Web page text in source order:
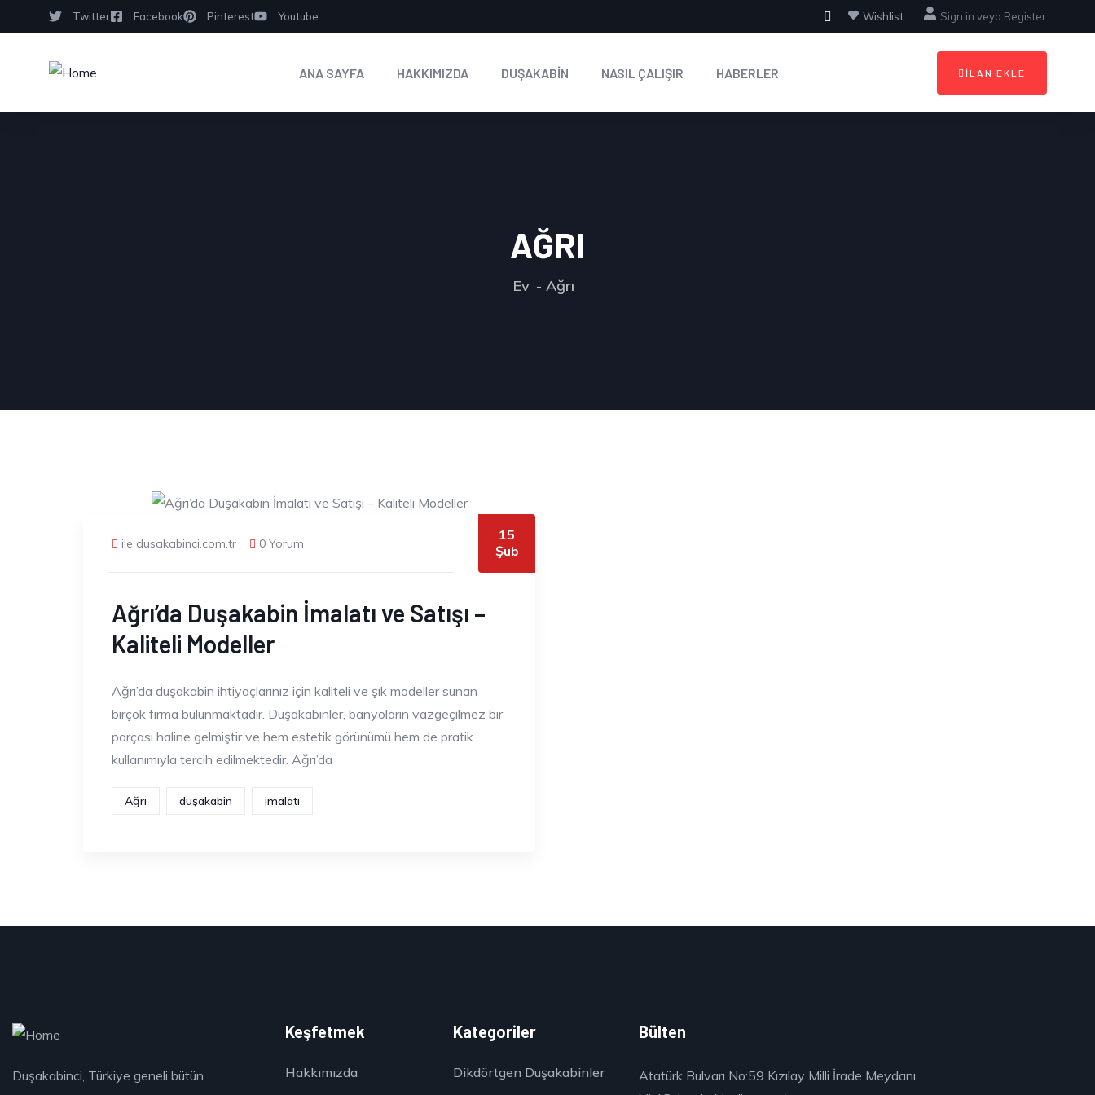
Twitter Facebook Pinterest Youtube Wishlist Sign in veya Register
ANA SAYFA HAKKIMIZDA DUŞAKABİN NASIL ÇALIŞIR HABERLER İLAN EKLE
AĞRI
Ev Ağrı
ile dusakabinci.com.tr 0 Yorum
15
Şub
Ağrı’da Duşakabin İmalatı ve Satışı –
Kaliteli Modeller
Ağrı’da duşakabin ihtiyaçlarınız için kaliteli ve şık modeller sunan
birçok firma bulunmaktadır. Duşakabinler, banyoların vazgeçilmez bir
parçası haline gelmiştir ve hem estetik görünümü hem de pratik
kullanımıyla tercih edilmektedir. Ağrı’da
Ağrı duşakabin imalatı
Duşakabinci, Türkiye geneli bütün
Keşfetmek
Hakkımızda
Kategoriler
Dikdörtgen Duşakabinler
Bülten
Atatürk Bulvarı No:59 Kızılay Milli İrade Meydanı